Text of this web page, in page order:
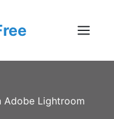
Menu
Adobe Lightroom